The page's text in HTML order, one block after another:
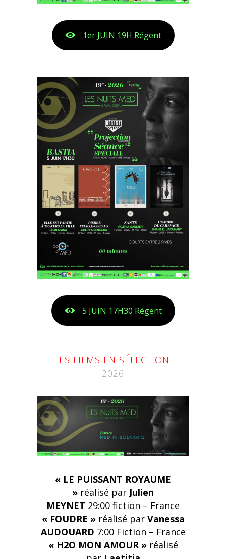
1er JUIN 19H Régent
5 JUIN 17H30 Régent
LES FILMS EN SÉLECTION
2026
« LE PUISSANT ROYAUME
» réalisé par Julien
MEYNET 29:00 fiction – France
« FOUDRE » réalisé par Vanessa
AUDOUARD 7:00 Fiction – France
« H2O MON AMOUR » réalisé